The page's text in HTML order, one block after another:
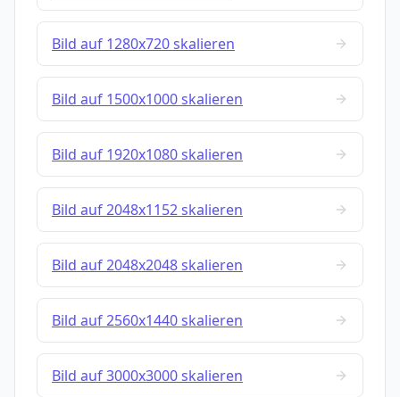
Bild auf 1280x720 skalieren
Bild auf 1500x1000 skalieren
Bild auf 1920x1080 skalieren
Bild auf 2048x1152 skalieren
Bild auf 2048x2048 skalieren
Bild auf 2560x1440 skalieren
Bild auf 3000x3000 skalieren